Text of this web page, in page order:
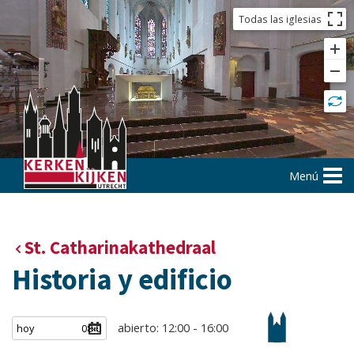
Todas las iglesias
Menú
St. Catharinakathedraal
Historia y edificio
abierto: 12:00 - 16:00